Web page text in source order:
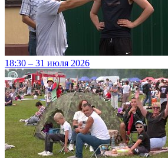
18:30 – 31 июля 2026